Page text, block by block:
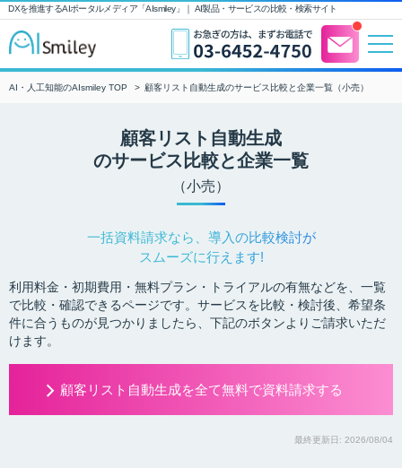
DXを推進するAIポータルメディア「AIsmiley」｜ AI製品・サービスの比較・検索サイト
AI・人工知能のAIsmiley TOP 顧客リスト自動生成のサービス比較と企業一覧（小売）
顧客リスト自動生成
のサービス比較と企業一覧
（小売）
一括資料請求なら、導入の比較検討が
スムーズに行えます!
利用料金・初期費用・無料プラン・トライアルの有無などを、一覧
で比較・確認できるページです。サービスを比較・検討後、希望条
件に合うものが見つかりましたら、下記のボタンよりご請求いただ
けます。
顧客リスト自動生成を全て無料で資料請求する
最終更新日: 2026/08/04